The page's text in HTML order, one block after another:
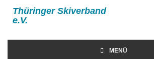
Thüringer Skiverband
e.V.
MENÜ